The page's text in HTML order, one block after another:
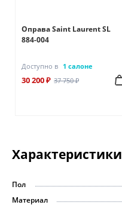
Оправа Saint Laurent SL
884-004
Доступно в 1 салоне
30 200 ₽ 37 750 ₽
Характеристики
Пол
Материал